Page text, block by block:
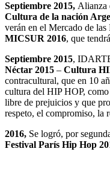
Septiembre 2015, Alianza
Cultura de la nación
verán en el Mercado de
MICSUR 2016, que
Septiembre 2015,
Néctar 2015 – Cultura
contracultural, que en 10
cultura del HIP HOP,
libre de prejuicios y que
respeto, el compromiso, la
2016, Se logró, por
Festival París Hip Hop